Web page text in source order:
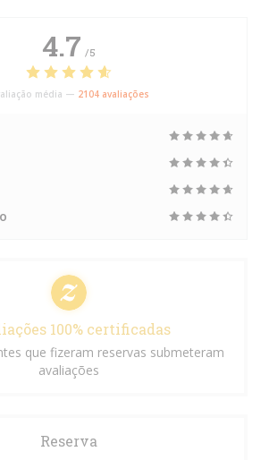
4.7 /5
média — 2104 avaliações
100% certificadas
que fizeram reservas submeteram
avaliações
Reserva